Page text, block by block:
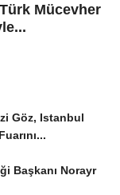
Mücevher
Göz, Istanbul
Başkanı Norayr